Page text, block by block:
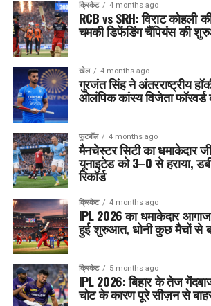
क्रिकेट 4 months ago
RCB vs SRH: विराट कोहली
चमकी डिफेंडिंग चैंपियंस की
खेल 4 months ago
गुरजंत सिंह ने अंतरराष्ट्रीय
ओलंपिक कांस्य विजेता फॉरवर्ड
फुटबॉल 4 months ago
मैनचेस्टर सिटी का धमाकेदार
यूनाइटेड को 3–0 से हराया,
रिकॉर्ड
क्रिकेट 4 months ago
IPL 2026 का धमाकेदार
हुई शुरुआत, धोनी कुछ मैचों से
क्रिकेट 5 months ago
IPL 2026: बिहार के तेज
चोट के कारण पूरे सीज़न से